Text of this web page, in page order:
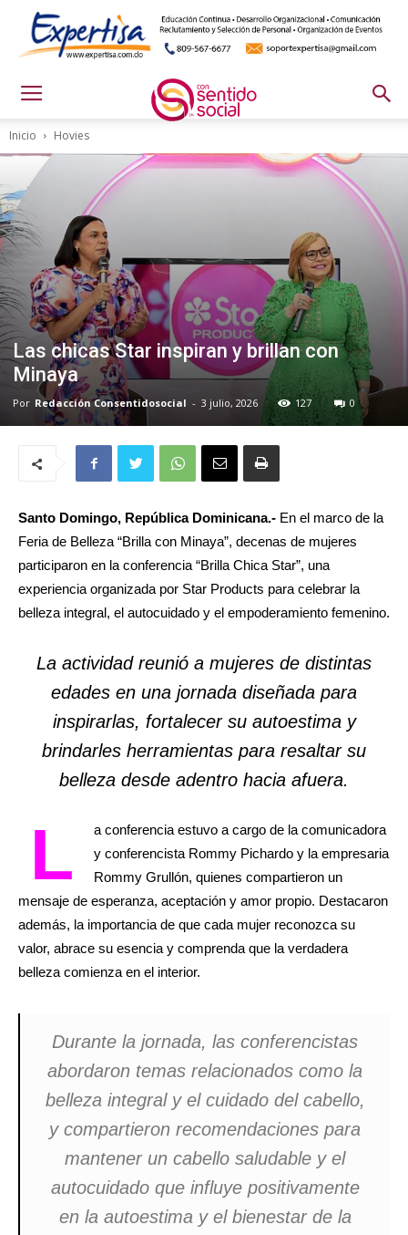
Inicio Hovies
Las chicas Star inspiran y brillan con
Minaya
Por Redacción Consentidosocial - 3 julio, 2026 127 0
Santo Domingo, República Dominicana.- En el marco de la
Feria de Belleza “Brilla con Minaya”, decenas de mujeres
participaron en la conferencia “Brilla Chica Star”, una
experiencia organizada por Star Products para celebrar la
belleza integral, el autocuidado y el empoderamiento femenino.
La actividad reunió a mujeres de distintas
edades en una jornada diseñada para
inspirarlas, fortalecer su autoestima y
brindarles herramientas para resaltar su
belleza desde adentro hacia afuera.
L
a conferencia estuvo a cargo de la comunicadora
y conferencista Rommy Pichardo y la empresaria
Rommy Grullón, quienes compartieron un
mensaje de esperanza, aceptación y amor propio. Destacaron
además, la importancia de que cada mujer reconozca su
valor, abrace su esencia y comprenda que la verdadera
belleza comienza en el interior.
Durante la jornada, las conferencistas
abordaron temas relacionados como la
belleza integral y el cuidado del cabello,
y compartieron recomendaciones para
mantener un cabello saludable y el
autocuidado que influye positivamente
en la autoestima y el bienestar de la